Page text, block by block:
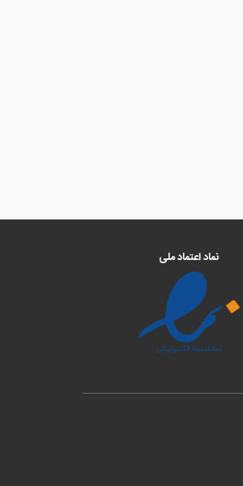
نماد اعتماد ملی